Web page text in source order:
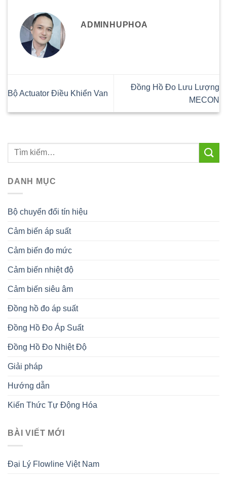
ADMINHUPHOA
Bộ Actuator Điều Khiển Van
Đồng Hồ Đo Lưu Lượng
MECON
DANH MỤC
Bộ chuyển đổi tín hiệu
Cảm biến áp suất
Cảm biến đo mức
Cảm biến nhiệt độ
Cảm biến siêu âm
Đồng hồ đo áp suất
Đồng Hồ Đo Áp Suất
Đồng Hồ Đo Nhiệt Độ
Giải pháp
Hướng dẫn
Kiến Thức Tự Động Hóa
BÀI VIẾT MỚI
Đại Lý Flowline Việt Nam